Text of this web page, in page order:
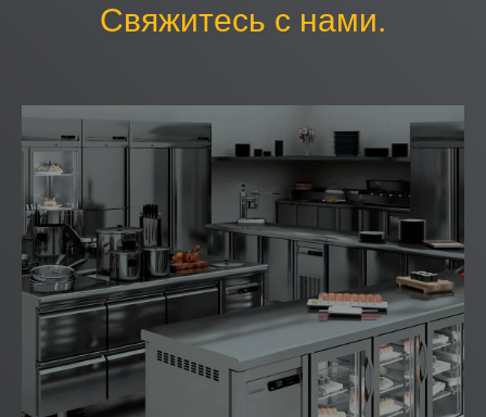
Свяжитесь с нами.